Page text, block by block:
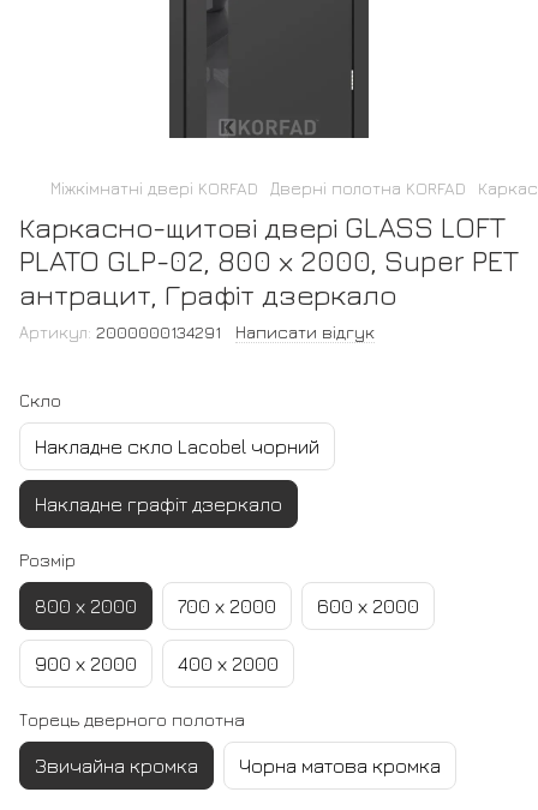
Міжкімнатні двері KORFAD Дверні полотна KORFAD
Каркасно-щитові двері GLASS LOFT
PLATO GLP-02, 800 х 2000, Super PET
антрацит, Графіт дзеркало
Артикул: 2000000134291 Написати відгук
Скло
Накладне скло Lacobel чорний
Накладне графіт дзеркало
Розмір
800 х 2000 700 х 2000 600 х 2000
900 х 2000 400 х 2000
Торець дверного полотна
Звичайна кромка Чорна матова кромка